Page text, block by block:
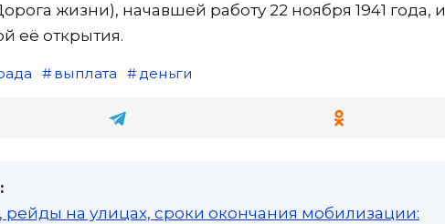
жизни), начавшей работу 22 ноября 1941 года, и
её открытия.
выплата деньги
рейды на улицах, сроки окончания мобилизации: